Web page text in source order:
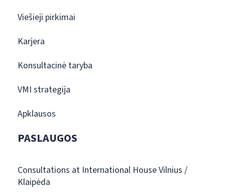
Viešieji pirkimai
Karjera
Konsultacinė taryba
VMI strategija
Apklausos
PASLAUGOS
Consultations at International House Vilnius /
Klaipėda